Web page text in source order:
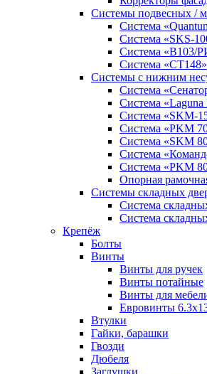
Системы подвесных /
Система
Система «SKS-
Система «B103/
Система «СТ148»
Системы с нижним
Система
Система «Laguna
Система «SKM-
Система «PKM
Система «SKM
Система
Система «PKM
Опорная
Системы складных
Система
Система
Крепёж
Болты
Винты
Винты для ручек
Винты потайные
Винты для
Евровинты
Втулки
Гайки, барашки
Гвозди
Дюбеля
Заглушки